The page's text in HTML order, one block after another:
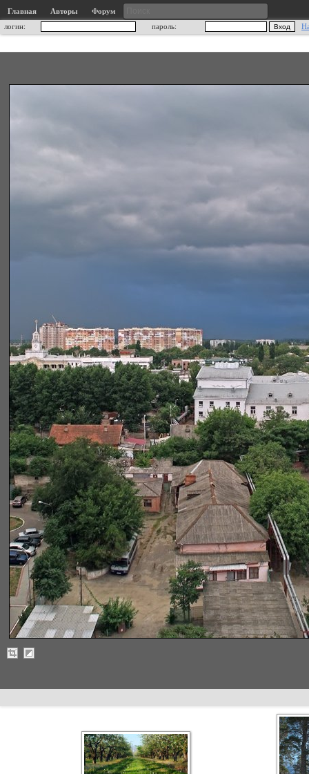
Главная Авторы
Форум
логин:
пароль: